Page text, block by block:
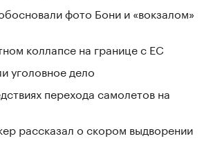
фото Бони и «вокзалом»
коллапсе на границе с ЕС
уголовное дело
перехода самолетов на
рассказал о скором выдворении